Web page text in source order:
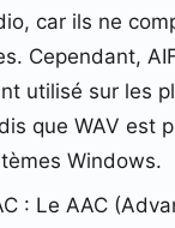
car ils ne
Cependant,
utilisé sur les
que WAV est
Windows.
: Le AAC